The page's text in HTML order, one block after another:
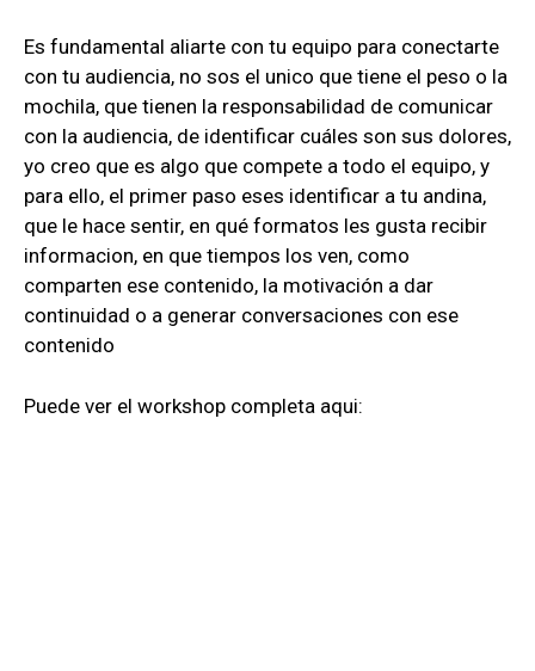
Es fundamental aliarte con tu equipo para conectarte
con tu audiencia, no sos el unico que tiene el peso o la
mochila, que tienen la responsabilidad de comunicar
con la audiencia, de identificar cuáles son sus dolores,
yo creo que es algo que compete a todo el equipo, y
para ello, el primer paso eses identificar a tu andina,
que le hace sentir, en qué formatos les gusta recibir
informacion, en que tiempos los ven, como
comparten ese contenido, la motivación a dar
continuidad o a generar conversaciones con ese
contenido
Puede ver el workshop completa aqui: